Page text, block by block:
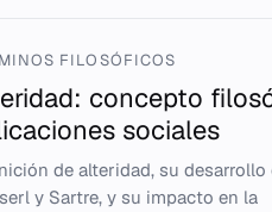
FILOSÓFICOS
concepto
sociales
de alteridad, su desarrollo
y Sartre, y su impacto en la